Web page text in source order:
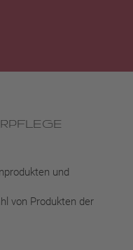
und
von Produkten der